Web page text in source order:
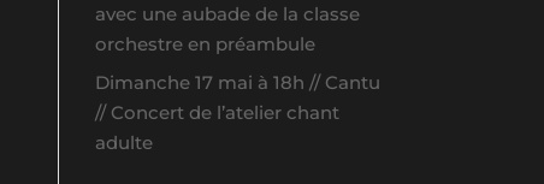
avec une aubade de la classe
orchestre en préambule
Dimanche 17 mai à 18h // Cantu
// Concert de l’atelier chant
adulte